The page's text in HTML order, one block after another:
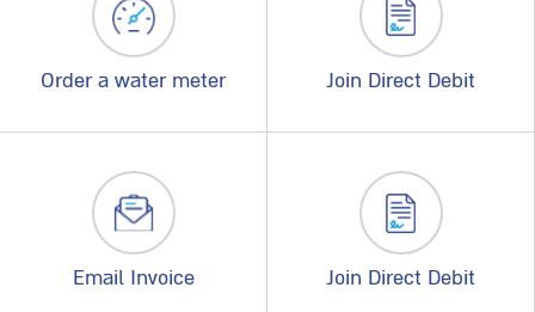
Join Direct Debit
Order a water meter
Join Direct Debit
Email Invoice